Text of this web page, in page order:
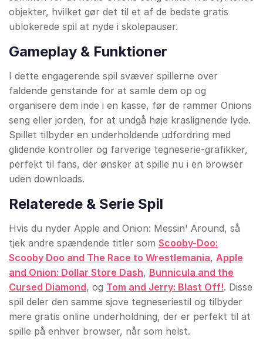
objekter, hvilket gør det til et af de bedste gratis
ublokerede spil at nyde i skolepauser.
Gameplay & Funktioner
I dette engagerende spil svæver spillerne over
faldende genstande for at samle dem op og
organisere dem inde i en kasse, før de rammer Onions
seng eller jorden, for at undgå høje kraslignende lyde.
Spillet tilbyder en underholdende udfordring med
glidende kontroller og farverige tegneserie-grafikker,
perfekt til fans, der ønsker at spille nu i en browser
uden downloads.
Relaterede & Serie Spil
Hvis du nyder Apple and Onion: Messin' Around, så
tjek andre spændende titler som Scooby-Doo:
Scooby Doo and The Race to Wrestlemania, Apple
and Onion: Dollar Store Dash, Bunnicula and the
Cursed Diamond, og Tom and Jerry: Blast Off!. Disse
spil deler den samme sjove tegneseriestil og tilbyder
mere gratis online underholdning, der er perfekt til at
spille på enhver browser, når som helst.